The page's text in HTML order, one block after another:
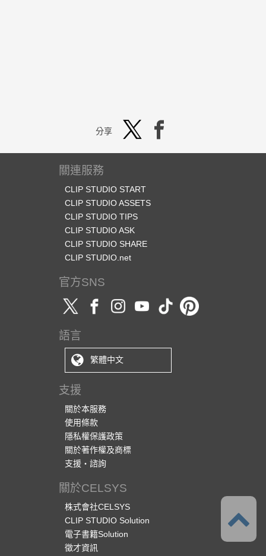
分享
關連服務
CLIP STUDIO START
CLIP STUDIO ASSETS
CLIP STUDIO TIPS
CLIP STUDIO ASK
CLIP STUDIO SHARE
CLIP STUDIO.net
官方SNS
語言
繁體中文
支援
關於本服務
使用條款
隱私權保護政策
關於著作權及商標
支援・諮詢
關於CELSYS
株式會社CELSYS
CLIP STUDIO Solution
電子書籍Solution
徵才資訊